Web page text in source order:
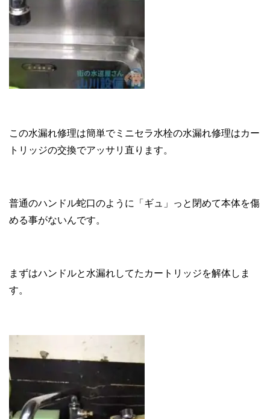
この水漏れ修理は簡単でミニセラ水栓の水漏れ修理はカー
トリッジの交換でアッサリ直ります。
普通のハンドル蛇口のように「ギュ」っと閉めて本体を傷
める事がないんです。
まずはハンドルと水漏れしてたカートリッジを解体しま
す。